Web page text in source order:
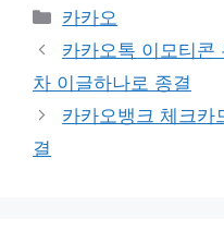
카
테
고
리
카카오
카카오톡 이모티콘
차 이글하나로 종결
카카오뱅크 체크카
결